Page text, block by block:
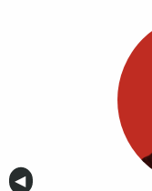
Anterior
◀︎